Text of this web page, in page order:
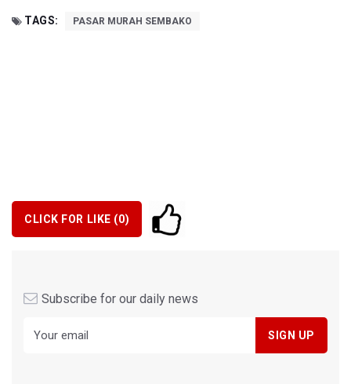
TAGS: PASAR MURAH SEMBAKO
CLICK FOR LIKE (0)
Subscribe for our daily news